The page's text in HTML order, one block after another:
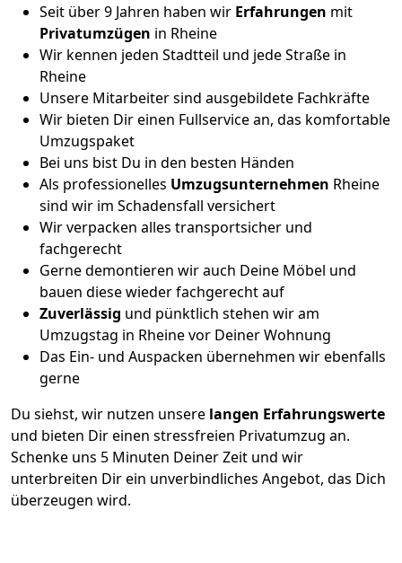
Seit über 9 Jahren haben wir Erfahrungen mit
Privatumzügen in Rheine
Wir kennen jeden Stadtteil und jede Straße in
Rheine
Unsere Mitarbeiter sind ausgebildete Fachkräfte
Wir bieten Dir einen Fullservice an, das komfortable
Umzugspaket
Bei uns bist Du in den besten Händen
Als professionelles Umzugsunternehmen Rheine
sind wir im Schadensfall versichert
Wir verpacken alles transportsicher und
fachgerecht
Gerne demontieren wir auch Deine Möbel und
bauen diese wieder fachgerecht auf
Zuverlässig und pünktlich stehen wir am
Umzugstag in Rheine vor Deiner Wohnung
Das Ein- und Auspacken übernehmen wir ebenfalls
gerne
Du siehst, wir nutzen unsere langen Erfahrungswerte
und bieten Dir einen stressfreien Privatumzug an.
Schenke uns 5 Minuten Deiner Zeit und wir
unterbreiten Dir ein unverbindliches Angebot, das Dich
überzeugen wird.